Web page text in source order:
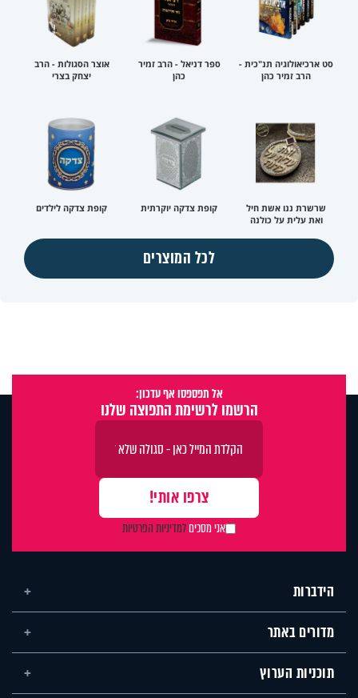
סט ארכיאולוגיה תנ"כית -
הרב זמיר כהן
ספר דניאל - הרב זמיר
כהן
אוצר הסגולות - הרב
יצחק בצרי
שרשרת ננו אשת חיל
ואת עלית על כולנה
קופת צדקה יוקרתית קופת צדקה לילדים
לכל המוצרים
אל תפספסו אף עדכון:
הרשמו לרשימת התפוצה שלנו
אני מסכיםלמדיניות הפרטיות
הידברות
מדורים באתר
תוכניות הערוץ